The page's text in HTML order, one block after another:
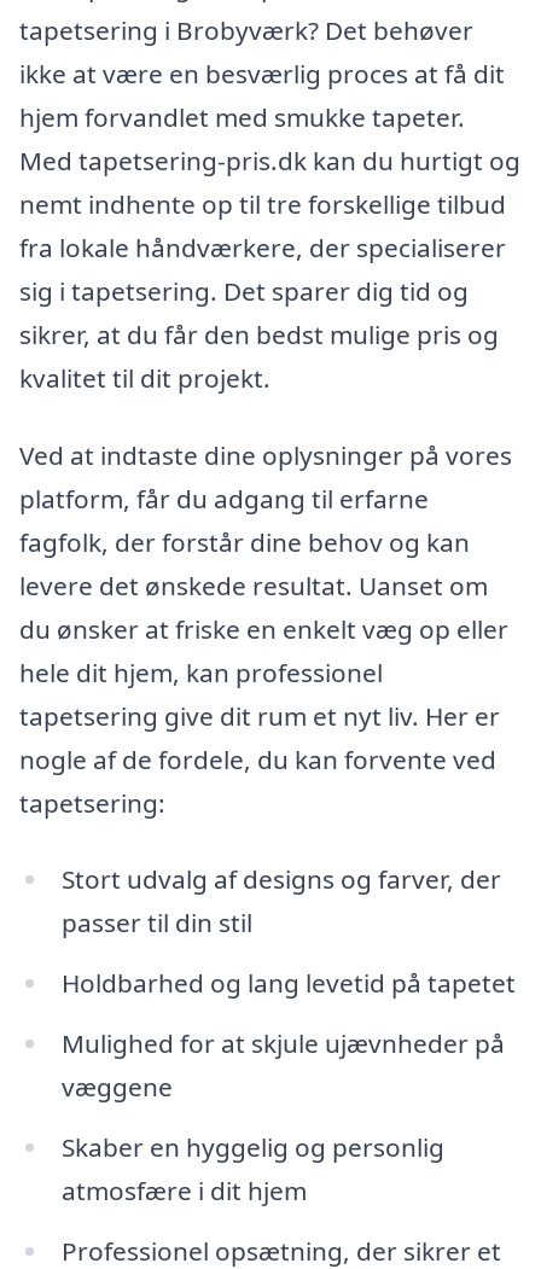
tapetsering i Brobyværk? Det behøver
ikke at være en besværlig proces at få dit
hjem forvandlet med smukke tapeter.
Med tapetsering-pris.dk kan du hurtigt og
nemt indhente op til tre forskellige tilbud
fra lokale håndværkere, der specialiserer
sig i tapetsering. Det sparer dig tid og
sikrer, at du får den bedst mulige pris og
kvalitet til dit projekt.
Ved at indtaste dine oplysninger på vores
platform, får du adgang til erfarne
fagfolk, der forstår dine behov og kan
levere det ønskede resultat. Uanset om
du ønsker at friske en enkelt væg op eller
hele dit hjem, kan professionel
tapetsering give dit rum et nyt liv. Her er
nogle af de fordele, du kan forvente ved
tapetsering:
Stort udvalg af designs og farver, der
passer til din stil
Holdbarhed og lang levetid på tapetet
Mulighed for at skjule ujævnheder på
væggene
Skaber en hyggelig og personlig
atmosfære i dit hjem
Professionel opsætning, der sikrer et